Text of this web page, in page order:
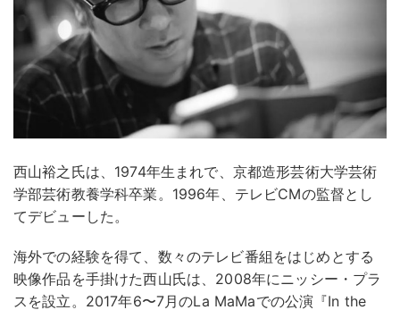
西山裕之氏は、1974年生まれで、京都造形芸術大学芸術
学部芸術教養学科卒業。1996年、テレビCMの監督とし
てデビューした。
海外での経験を得て、数々のテレビ番組をはじめとする
映像作品を手掛けた西山氏は、2008年にニッシー・プラ
スを設立。2017年6〜7月のLa MaMaでの公演『In the